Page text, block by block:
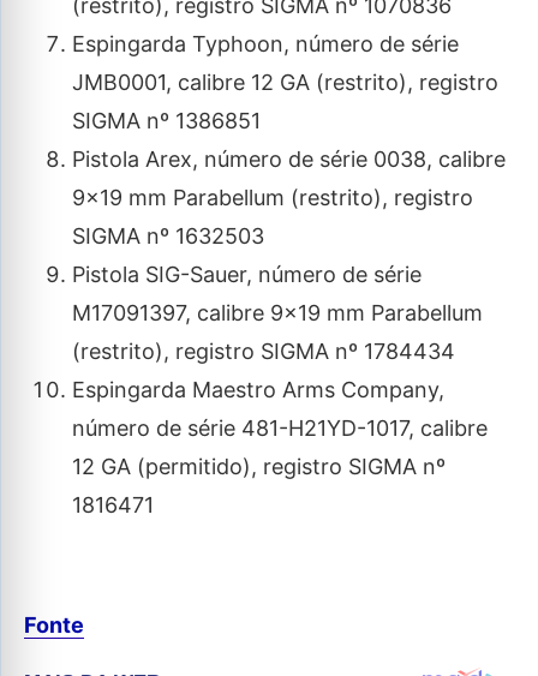
(restrito), registro SIGMA nº 1070836
Espingarda Typhoon, número de série
JMB0001, calibre 12 GA (restrito), registro
SIGMA nº 1386851
Pistola Arex, número de série 0038, calibre
9×19 mm Parabellum (restrito), registro
SIGMA nº 1632503
Pistola SIG-Sauer, número de série
M17091397, calibre 9×19 mm Parabellum
(restrito), registro SIGMA nº 1784434
Espingarda Maestro Arms Company,
número de série 481-H21YD-1017, calibre
12 GA (permitido), registro SIGMA nº
1816471
Fonte